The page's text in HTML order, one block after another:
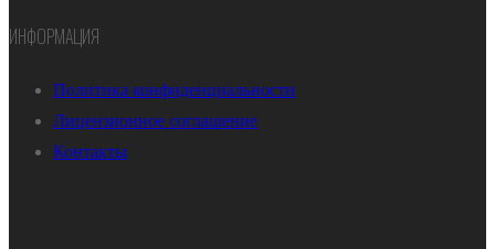
ИНФОРМАЦИЯ
Политика конфиденциальности
Лицензионное соглашение
Контакты